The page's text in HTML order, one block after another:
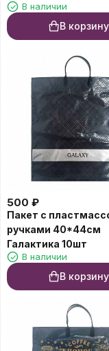
В наличии
В корзину
500 ₽
Пакет с
ручками 40*44см
Галактика 10шт
В наличии
В корзину